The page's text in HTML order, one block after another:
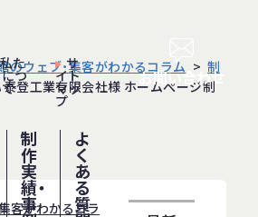
制
作
実
績・
事
よ
く
あ
る
質
私た
つ
サ
イト
マッ
プ
お問い合わせ
のウェブ・集客がわかるコラム
制
泰登工業有限会社様 ホームぺージ制
客がわかるコラ